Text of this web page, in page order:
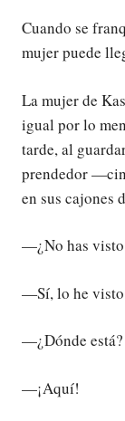
Cuando se
mujer puede
La mujer de
igual por lo
tarde, al
prendedor
en sus cajones
—¿No has visto
—Sí, lo he
—¿Dónde
—¡Aquí!